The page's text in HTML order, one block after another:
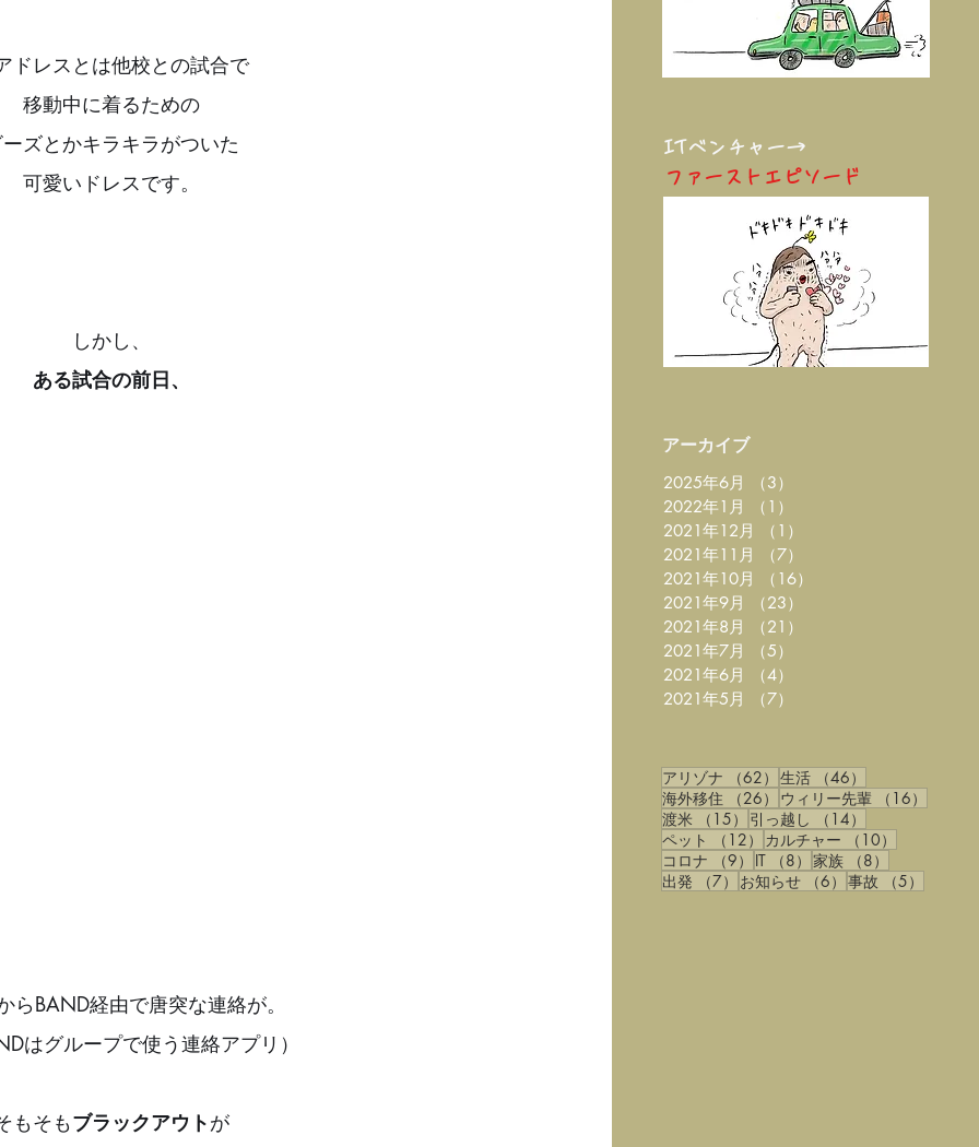
ITベンチャー→
ファーストエピソード
​アーカイブ
2025年6月 （3）
2022年1月
（1）
2021年12月
（1）
2021年11月
（7）
2021年10月
（16）
2021年9月
（23）
2021年8月
（21）
2021年7月
（5）
2021年6月
（4）
2021年5月
（7）
アリゾナ （62） 62件の記事
生活 （46）
海外移住
（26） 26件の記事
ウィリー先輩 （16）
渡米
（15） 15件の記事
引っ越し （14）
ペット
（12） 12件の記事
カルチャー （10）
コロナ
（9） 9件の記事
IT （8） 8件の記事
家族 （8）
出発
（7） 7件の記事
お知らせ （6） 6件の記事
事故 （5）
ドレスとは他校との試合で
移動中に着るための
ズとかキラキラがついた
可愛いドレスです。
しかし、
ある試合の前日、
らBAND経由で唐突な連絡が。
はグループで使う連絡アプリ）
もそもブラックアウトが